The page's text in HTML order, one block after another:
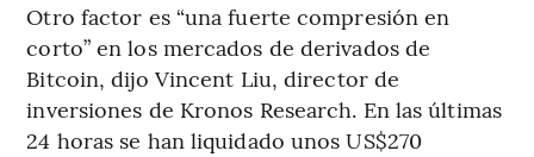
Otro factor es “una fuerte compresión en
corto” en los mercados de derivados de
Bitcoin, dijo Vincent Liu, director de
inversiones de Kronos Research. En las últimas
24 horas se han liquidado unos US$270